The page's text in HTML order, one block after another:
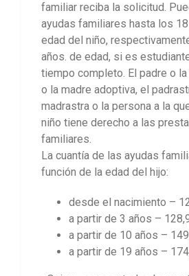
familiar reciba la solicitud.
ayudas familiares hasta los
edad del niño,
años. de edad, si es
tiempo completo. El padre o
o la madre adoptiva, el
madrastra o la persona a la
niño tiene derecho a las
familiares.
La cuantía de las ayudas
función de la edad del hijo:
desde el nacimiento –
a partir de 3 años –
a partir de 10 años –
a partir de 19 años –